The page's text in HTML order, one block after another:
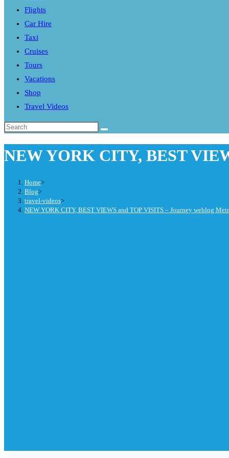
Flights
Car Hire
Taxi
Cruises
Tours
Vacations
Shop
Travel Videos
Search
website
NEW YORK CITY, BEST
Home>
Blog>
travel-videos>
NEW YORK CITY, BEST VIEWS and TOP VISITS – Journey weblog